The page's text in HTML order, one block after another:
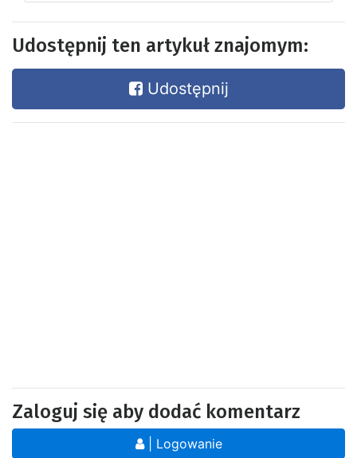
Udostępnij ten artykuł znajomym:
Udostępnij
Zaloguj się aby dodać komentarz
| Logowanie